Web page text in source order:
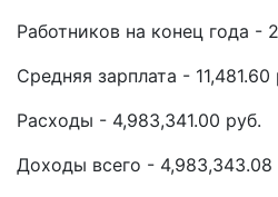
Работников на конец года -
Средняя зарплата - 11,481.60
Расходы - 4,983,341.00 руб.
Доходы всего - 4,983,343.08